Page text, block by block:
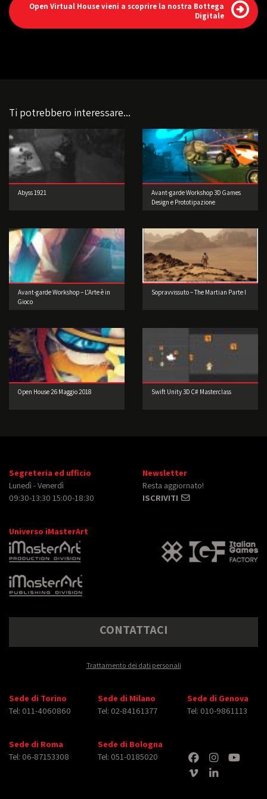
Open Virtual House vieni a scoprire la nostra Bottega
Digitale
Ti potrebbero interessare...
Abyss 1921
Avant-garde Workshop 3D Games
Design e Prototipazione
Avant-garde Workshop – L’Arte è in
Gioco
Sopravvissuto – The Martian Parte I
Open House 26 Maggio 2018 Swift Unity 3D C# Masterclass
Segreteria ed ufficio
Lunedì - Venerdì
09:30-13:30 15:00-18:30
Newsletter
Resta aggiornato!
ISCRIVITI
Universo iMasterArt
CONTATTACI
Trattamento dei dati personali
Sede di Torino
Tel: 011-4060860
Sede di Milano
Tel: 02-84161377
Sede di Genova
Tel: 010-9861113
Sede di Roma
Tel: 06-87153308
Sede di Bologna
Tel: 051-0185020